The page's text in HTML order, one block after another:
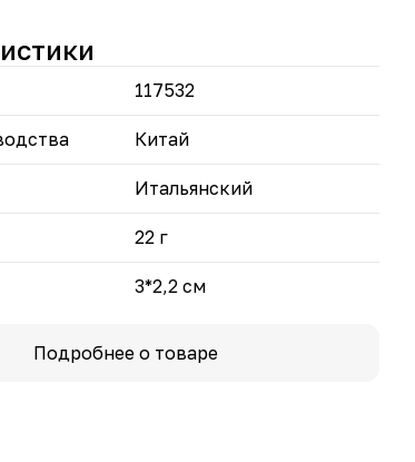
— сохраняет эстетичный вид и
стилями одежды.
замок — надёжная фиксация,
117532
Китай
Итальянский
22 г
3*2,2 см
Подробнее о товаре